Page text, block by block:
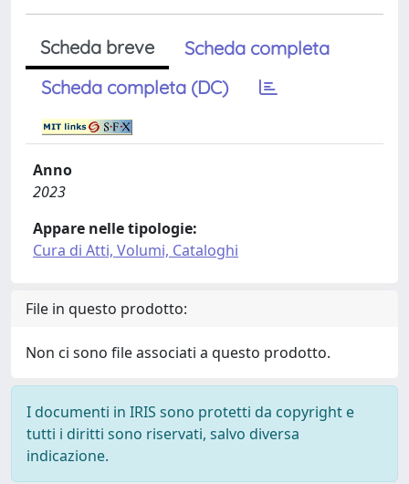
Scheda breve
Scheda completa
Scheda completa (DC)
Anno
2023
Appare nelle tipologie:
Cura di Atti, Volumi, Cataloghi
File in questo prodotto:
Non ci sono file associati a questo prodotto.
I documenti in IRIS sono protetti da copyright e
tutti i diritti sono riservati, salvo diversa
indicazione.